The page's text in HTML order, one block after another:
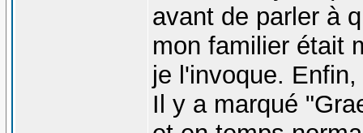
avant de parler à
mon familier était
je l'invoque.
Il y a marqué